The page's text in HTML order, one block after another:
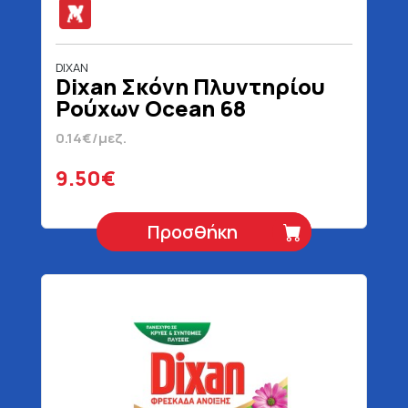
DIXAN
Dixan Σκόνη Πλυντηρίου
Ρούχων Ocean 68
Μεζούρες 3400 gr
0.14€/μεζ.
9.50€
Προσθήκη